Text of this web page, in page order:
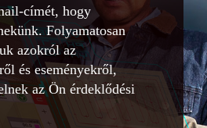
címét, hogy
Folyamatosan
azokról az
és eseményekről,
az Ön érdeklődési